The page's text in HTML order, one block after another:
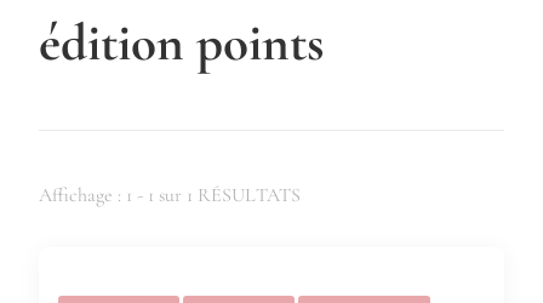
édition points
Affichage : 1 - 1 sur 1 RÉSULTATS